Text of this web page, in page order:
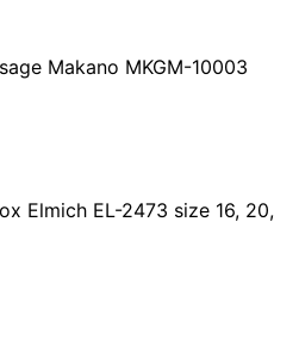
Makano MKGM-10003
Elmich EL-2473 size 16, 20,